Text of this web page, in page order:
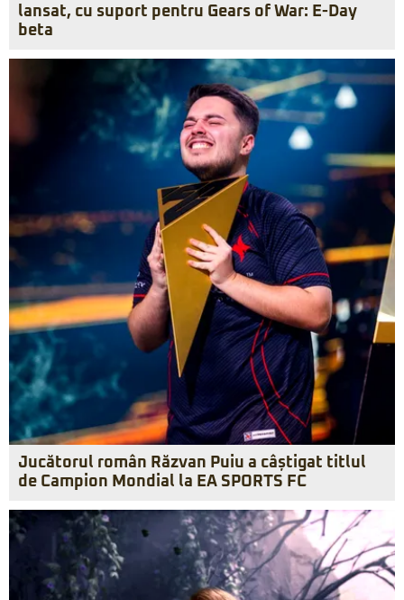
lansat, cu suport pentru Gears of War: E-Day
beta
Jucătorul român Răzvan Puiu a câștigat titlul
de Campion Mondial la EA SPORTS FC